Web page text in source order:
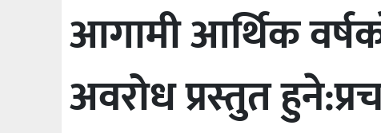
आगामी आर्थिक
अवरोध प्रस्तुत